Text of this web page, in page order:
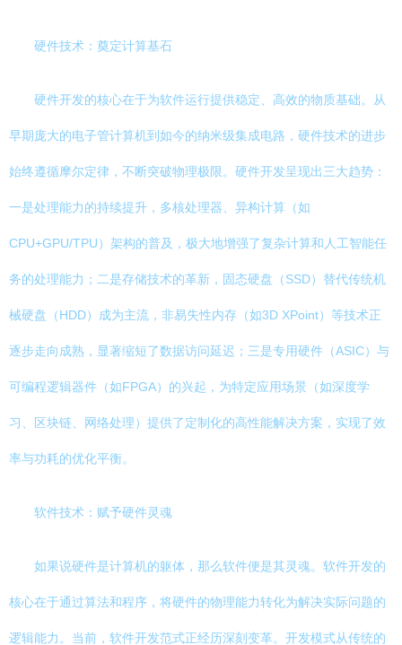
硬件技术：奠定计算基石
硬件开发的核心在于为软件运行提供稳定、高效的物质基础。从
早期庞大的电子管计算机到如今的纳米级集成电路，硬件技术的进步
始终遵循摩尔定律，不断突破物理极限。硬件开发呈现出三大趋势：
一是处理能力的持续提升，多核处理器、异构计算（如
CPU+GPU/TPU）架构的普及，极大地增强了复杂计算和人工智能任
务的处理能力；二是存储技术的革新，固态硬盘（SSD）替代传统机
械硬盘（HDD）成为主流，非易失性内存（如3D XPoint）等技术正
逐步走向成熟，显著缩短了数据访问延迟；三是专用硬件（ASIC）与
可编程逻辑器件（如FPGA）的兴起，为特定应用场景（如深度学
习、区块链、网络处理）提供了定制化的高性能解决方案，实现了效
率与功耗的优化平衡。
软件技术：赋予硬件灵魂
如果说硬件是计算机的躯体，那么软件便是其灵魂。软件开发的
核心在于通过算法和程序，将硬件的物理能力转化为解决实际问题的
逻辑能力。当前，软件开发范式正经历深刻变革。开发模式从传统的